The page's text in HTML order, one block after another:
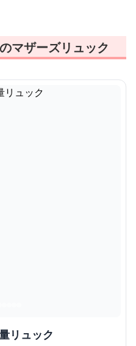
マザーズリュック
リュック